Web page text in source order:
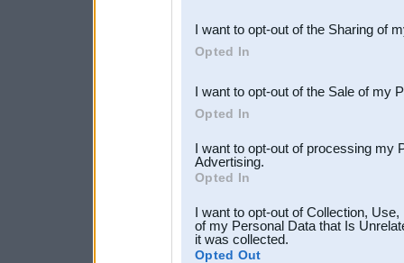
Downstream Participants
third parties.
I want to opt-out of the Sharing of
Opted In
I want to opt-out of the Sale of my
Opted In
I want to opt-out of processing my
Advertising.
Opted In
I want to opt-out of Collection,
of my Personal Data that Is
it was collected.
Opted Out